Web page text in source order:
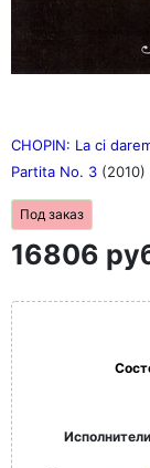
CHOPIN: La ci
Partita No. 3 (2010)
Под заказ
16806